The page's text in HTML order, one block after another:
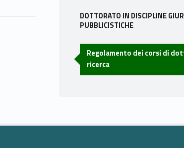
Sidebar
DOTTORATO IN DISCIPLINE
PUBBLICISTICHE
Regolamento dei corsi di
ricerca